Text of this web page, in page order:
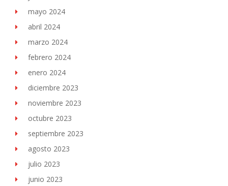
mayo 2024
abril 2024
marzo 2024
febrero 2024
enero 2024
diciembre 2023
noviembre 2023
octubre 2023
septiembre 2023
agosto 2023
julio 2023
junio 2023